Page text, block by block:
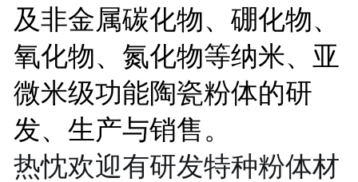
及非金属碳化物、硼化物、
氧化物、氮化物等纳米、亚
微米级功能陶瓷粉体的研
发、生产与销售。
热忱欢迎有研发特种粉体材